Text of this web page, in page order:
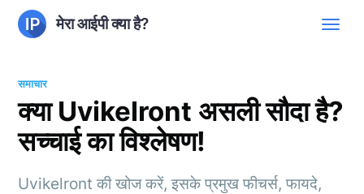
मेरा आईपी क्या है?
समाचार
क्या Uvikelront असली सौदा है?
सच्चाई का विश्लेषण!
Uvikelront की खोज करें, इसके प्रमुख फीचर्स, फायदे,